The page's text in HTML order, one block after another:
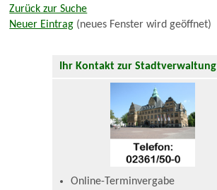
Zurück zur Suche
Neuer Eintrag (neues Fenster wird geöffnet)
Ihr Kontakt zur Stadtverwaltung
Online-Terminvergabe